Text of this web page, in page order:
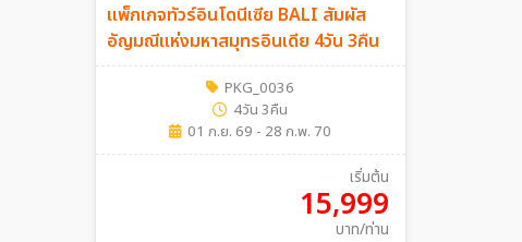
แพ็กเกจทัวร์อินโดนีเซีย BALI สัมผัส
อัญมณีแห่งมหาสมุทรอินเดีย 4วัน 3คืน
PKG_0036
4วัน 3คืน
01 ก.ย. 69 - 28 ก.พ. 70
เริ่มต้น
15,999
บาท/ท่าน